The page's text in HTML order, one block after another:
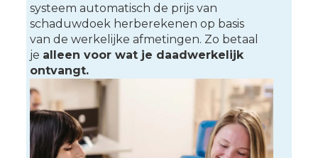
systeem automatisch de prijs van
schaduwdoek herberekenen op basis
van de werkelijke afmetingen. Zo betaal
je alleen voor wat je daadwerkelijk
ontvangt.